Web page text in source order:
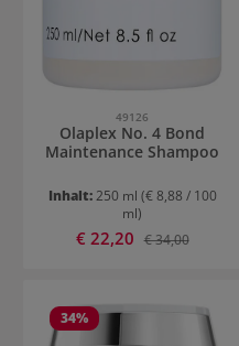
49126
Olaplex No. 4 Bond
Maintenance Shampoo
Inhalt:250 ml (€ 8,88 / 100
ml)
Verkaufspreis:
€ 22,20 Regulärer Preis:
€ 34,00
34%